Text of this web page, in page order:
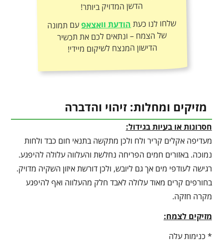
הדשן המדויק ביותר!
שלחו לנו כעתהודעת וואצאפעם תמונה
של הצמח – ונתאים לכם את תכשיר
הדישון המנצח לשיקום מיידי!
מזיקים ומחלות: זיהוי והדברה
חסרונות או בעיות בגידול:
מעדיפה אקלים קריר ולח ולכן מתקשה בתנאי חום כבד ולחות
נמוכה. באזורים חמים הפריחה נחלשת והעלווה עלולה להיפגע.
רגישה לעודפי מים אך גם ליובש, ולכן דורשת איזון השקיה מדויק.
בחורפים קרים מאוד עלולה לאבד חלק מהעלווה ואף להיפגע
מקרה חזקה.
מזיקים לצמח:
* כנימות עלה